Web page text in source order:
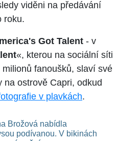
viděni na předávání
roku.
Got Talent - v
«, kterou na sociální síti
fanoušků, slaví své
na ostrově Capri, odkud
v plavkách.
Brožová nabídla
podívanou. V bikinách